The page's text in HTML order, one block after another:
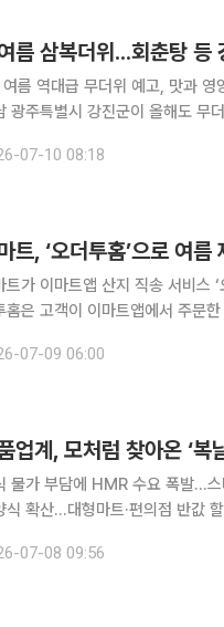
름 삼복더위...회춘탕 등
름 역대급 무더위 예고, 맛과
광주특별시 강진군이 올해도 무
을 간편하게 즐길 수 있는 밀키트
07-10 08:18
트, ‘오더투홈’으로 여
트가 이마트앱 산지 직송 서비스
홈은 고객이 이마트앱에서 주문
고 있다. 9일 15일 이마트는 오더
07-09 06:00
물가 부담에 HMR 수요 폭발…스
확산…대형마트·편의점 반값 할인 및 이색 메뉴 경쟁
공략에 나섰다. 외식 물가 부담
07-08 09:56